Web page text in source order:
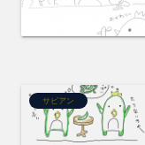
サビアン